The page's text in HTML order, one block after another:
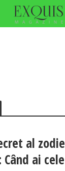
al
Când ai